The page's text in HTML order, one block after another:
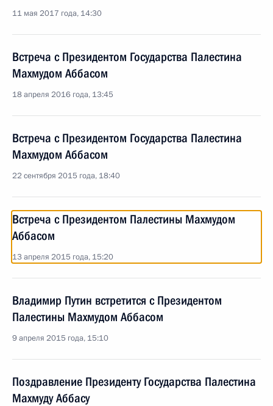
11 мая 2017 года, 14:30
Встреча с Президентом Государства Палестина
Махмудом Аббасом
18 апреля 2016 года, 13:45
Встреча с Президентом Государства Палестина
Махмудом Аббасом
22 сентября 2015 года, 18:40
Встреча с Президентом Палестины Махмудом
Аббасом
13 апреля 2015 года, 15:20
Владимир Путин встретится с Президентом
Палестины Махмудом Аббасом
9 апреля 2015 года, 15:10
Поздравление Президенту Государства Палестина
Махмуду Аббасу